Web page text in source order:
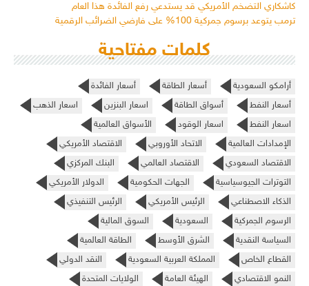
كاشكاري التضخم الأمريكي قد يستدعي رفع الفائدة هذا العام
ترمب يتوعد برسوم جمركية 100% على فارضي الضرائب الرقمية
كلمات مفتاحية
أرامكو السعودية أسعار الطاقة
أسعار الفائدة
أسعار النفط
أسواق الطاقة اسعار البنزين
اسعار الذهب
اسعار النفط
اسعار الوقود
الأسواق العالمية
الإمدادات العالمية
الاتحاد الأوروبي
الاقتصاد الأمريكي
الاقتصاد السعودي
الاقتصاد العالمي
البنك المركزي
التوترات الجيوسياسية
الجهات الحكومية
الدولار الأمريكي
الذكاء الاصطناعي
الرئيس الأمريكي
الرئيس التنفيذي
الرسوم الجمركية
السعودية
السوق المالية
السياسة النقدية
الشرق الأوسط
الطاقة العالمية
القطاع الخاص
المملكة العربية السعودية
النقد الدولي
النمو الاقتصادي
الهيئة العامة الولايات المتحدة